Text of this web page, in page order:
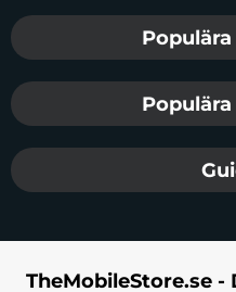
TheMobileStore.se